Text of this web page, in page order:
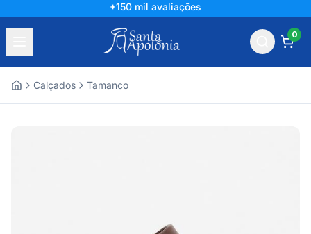
+150 mil avaliações
0
Calçados Tamanco